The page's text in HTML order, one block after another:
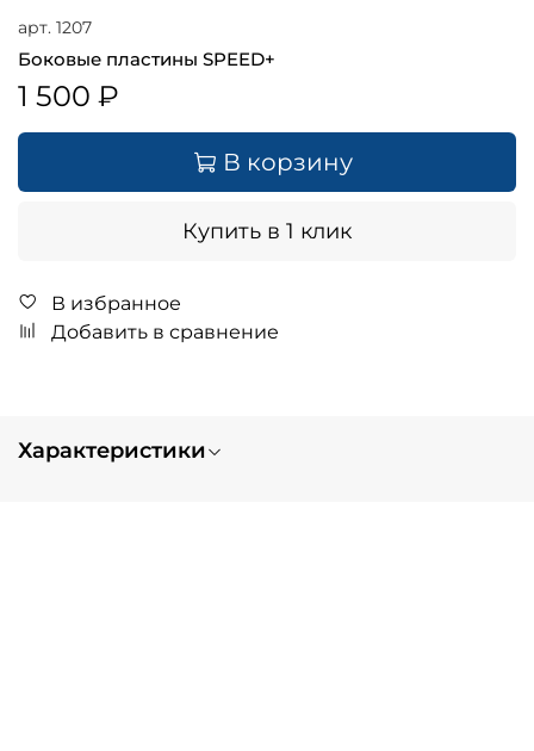
арт. 1207
Боковые пластины SPEED+
1 500 ₽
В корзину
Купить в 1 клик
В избранное
Добавить в сравнение
Характеристики